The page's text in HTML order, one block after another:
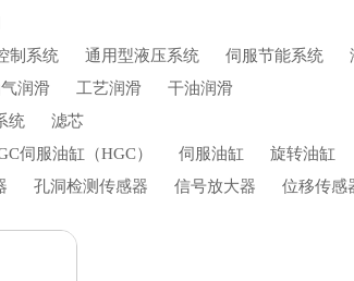
制系统 通用型液压系统 伺服节能系统
润滑 工艺润滑 干油润滑
统 滤芯
伺服油缸（HGC） 伺服油缸 旋转油缸
孔洞检测传感器 信号放大器 位移传感